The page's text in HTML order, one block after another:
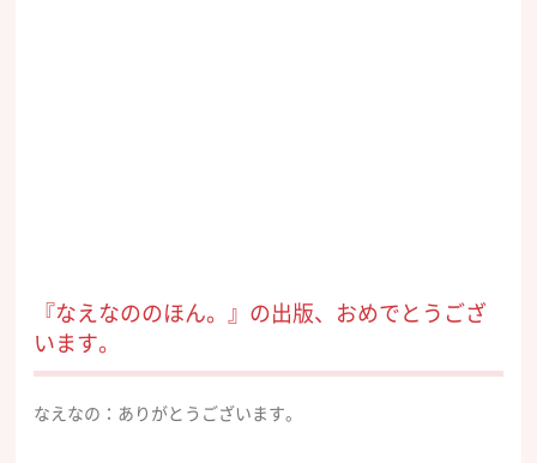
『なえなののほん。』の出版、おめでとうござ
います。
なえなの：ありがとうございます。